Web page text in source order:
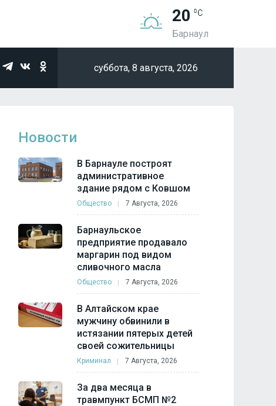
20
Барнаул
суббота, 8 августа, 2026
Новости
В Барнауле построят
административное
здание рядом с Ковшом
Общество 7 Августа, 2026
Барнаульское
предприятие продавало
маргарин под видом
сливочного масла
Общество 7 Августа, 2026
В Алтайском крае
мужчину обвинили в
истязании пятерых детей
своей сожительницы
Криминал 7 Августа, 2026
За два месяца в
травмпункт БСМП №2